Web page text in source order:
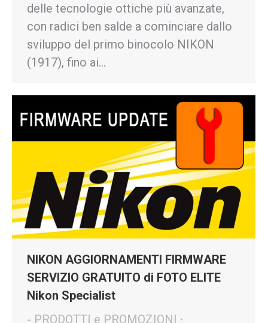
delle tecnologie ottiche più avanzate,
con radici ben salde a cominciare dallo
sviluppo del primo binocolo NIKON
(1917), fino ai…
NIKON AGGIORNAMENTI FIRMWARE
SERVIZIO GRATUITO di FOTO ELITE
Nikon Specialist
- PRODOTTI e PROMOZIONI